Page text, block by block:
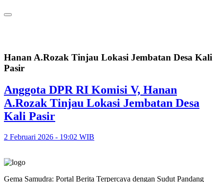
Hanan A.Rozak Tinjau Lokasi Jembatan Desa Kali
Pasir
Anggota DPR RI Komisi V, Hanan
A.Rozak Tinjau Lokasi Jembatan Desa
Kali Pasir
2 Februari 2026 - 19:02 WIB
Gema Samudra: Portal Berita Terpercaya dengan Sudut Pandang